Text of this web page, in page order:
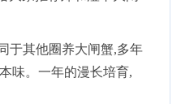
于其他圈养大闸蟹,多年
味。一年的漫长培育,